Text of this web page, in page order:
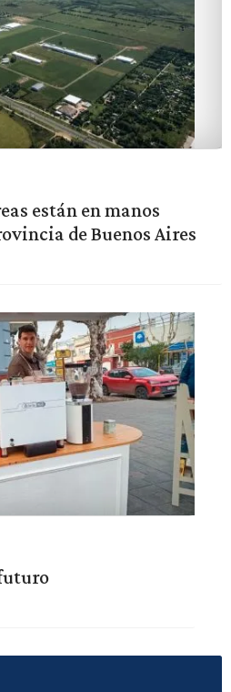
están en manos
de Buenos Aires